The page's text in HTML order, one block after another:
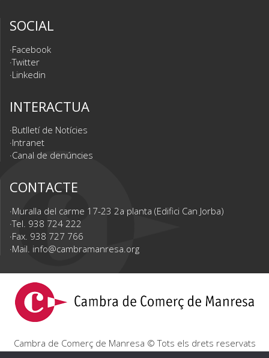
SOCIAL
Facebook
Twitter
Linkedin
INTERACTUA
Butlletí de Notícies
Intranet
Canal de denúncies
CONTACTE
Muralla del carme 17-23 2a planta (Edifici Can Jorba)
Tel. 938 724 222
Fax. 938 727 766
Mail. info@cambramanresa.org
Cambra de Comerç de Manresa © Tots els drets reservats